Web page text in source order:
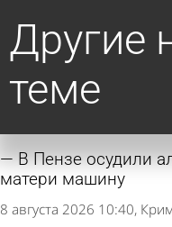
Другие
теме
В Пензе осудили
матери машину
8 августа 2026 10:40